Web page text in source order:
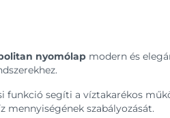
nyomólap modern és
funkció segíti a víztakarékos
mennyiségének szabályozását.